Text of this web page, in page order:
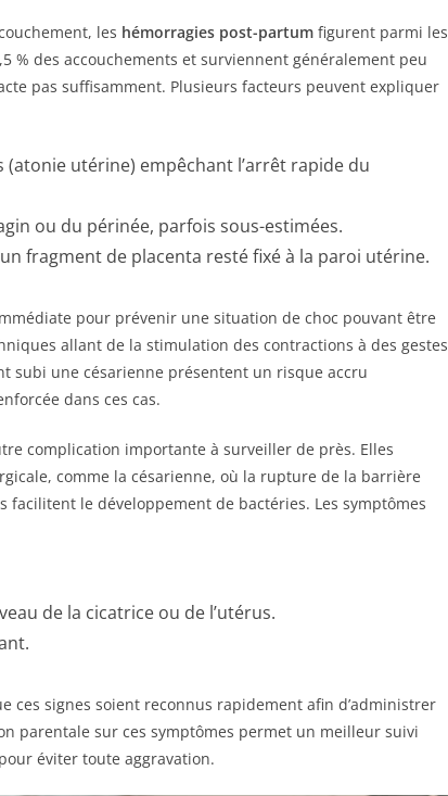
les hémorragies post-partum figurent parmi les
% des accouchements et surviennent généralement peu
pas suffisamment. Plusieurs facteurs peuvent expliquer
utérine) empêchant l’arrêt rapide du
ou du périnée, parfois sous-estimées.
fragment de placenta resté fixé à la paroi utérine.
pour prévenir une situation de choc pouvant être
allant de la stimulation des contractions à des gestes
subi une césarienne présentent un risque accru
dans ces cas.
complication importante à surveiller de près. Elles
comme la césarienne, où la rupture de la barrière
le développement de bactéries. Les symptômes
de la cicatrice ou de l’utérus.
ces signes soient reconnus rapidement afin d’administrer
parentale sur ces symptômes permet un meilleur suivi
éviter toute aggravation.